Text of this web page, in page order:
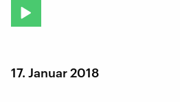
17. Januar 2018